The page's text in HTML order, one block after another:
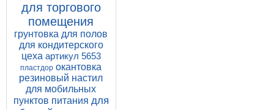
для торгового
помещения
грунтовка для полов
для кондитерского
цеха артикул 5653
пластдор окантовка
резиновый настил
для мобильных
пунктов питания для